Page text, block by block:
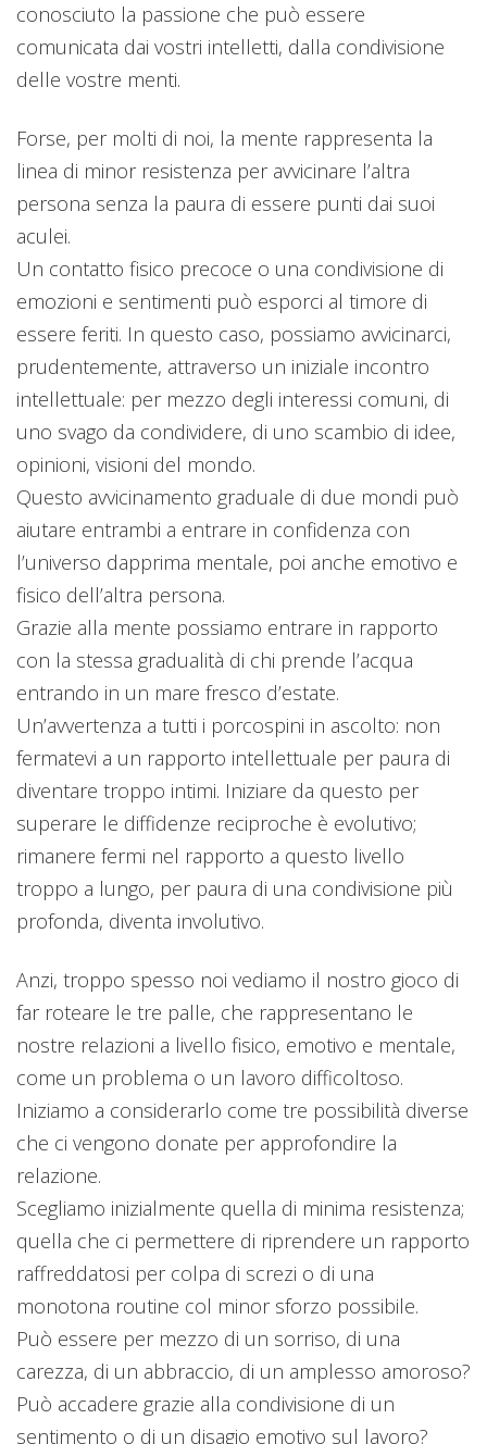
conosciuto la passione che può essere
comunicata dai vostri intelletti, dalla condivisione
delle vostre menti.
Forse, per molti di noi, la mente rappresenta la
linea di minor resistenza per avvicinare l’altra
persona senza la paura di essere punti dai suoi
aculei.
Un contatto fisico precoce o una condivisione di
emozioni e sentimenti può esporci al timore di
essere feriti. In questo caso, possiamo avvicinarci,
prudentemente, attraverso un iniziale incontro
intellettuale: per mezzo degli interessi comuni, di
uno svago da condividere, di uno scambio di idee,
opinioni, visioni del mondo.
Questo avvicinamento graduale di due mondi può
aiutare entrambi a entrare in confidenza con
l’universo dapprima mentale, poi anche emotivo e
fisico dell’altra persona.
Grazie alla mente possiamo entrare in rapporto
con la stessa gradualità di chi prende l’acqua
entrando in un mare fresco d’estate.
Un’avvertenza a tutti i porcospini in ascolto: non
fermatevi a un rapporto intellettuale per paura di
diventare troppo intimi. Iniziare da questo per
superare le diffidenze reciproche è evolutivo;
rimanere fermi nel rapporto a questo livello
troppo a lungo, per paura di una condivisione più
profonda, diventa involutivo.
Anzi, troppo spesso noi vediamo il nostro gioco di
far roteare le tre palle, che rappresentano le
nostre relazioni a livello fisico, emotivo e mentale,
come un problema o un lavoro difficoltoso.
Iniziamo a considerarlo come tre possibilità diverse
che ci vengono donate per approfondire la
relazione.
Scegliamo inizialmente quella di minima resistenza;
quella che ci permettere di riprendere un rapporto
raffreddatosi per colpa di screzi o di una
monotona routine col minor sforzo possibile.
Può essere per mezzo di un sorriso, di una
carezza, di un abbraccio, di un amplesso amoroso?
Può accadere grazie alla condivisione di un
sentimento o di un disagio emotivo sul lavoro?